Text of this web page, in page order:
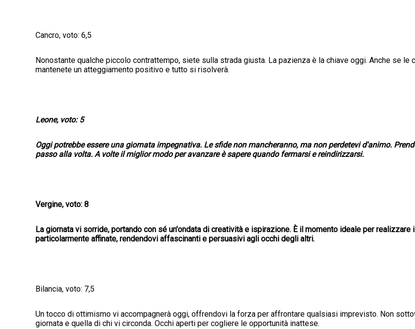
Cancro, voto: 6,5
Nonostante qualche piccolo contrattempo, siete sulla strada giusta. La pazienza è la chiave oggi. Anche se
mantenete un atteggiamento positivo e tutto si risolverà.
Leone, voto: 5
Oggi potrebbe essere una giornata impegnativa. Le sfide non mancheranno, ma non perdetevi d'animo.
passo alla volta. A volte il miglior modo per avanzare è sapere quando fermarsi e reindirizzarsi.
Vergine, voto: 8
La giornata vi sorride, portando con sé un'ondata di creatività e ispirazione. È il momento ideale per
particolarmente affinate, rendendovi affascinanti e persuasivi agli occhi degli altri.
Bilancia, voto: 7,5
Un tocco di ottimismo vi accompagnerà oggi, offrendovi la forza per affrontare qualsiasi imprevisto. Non
giornata e quella di chi vi circonda. Occhi aperti per cogliere le opportunità inattese.